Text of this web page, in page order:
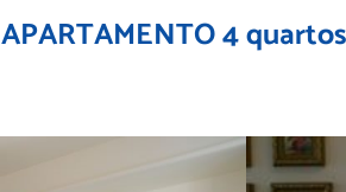
APARTAMENTO 4